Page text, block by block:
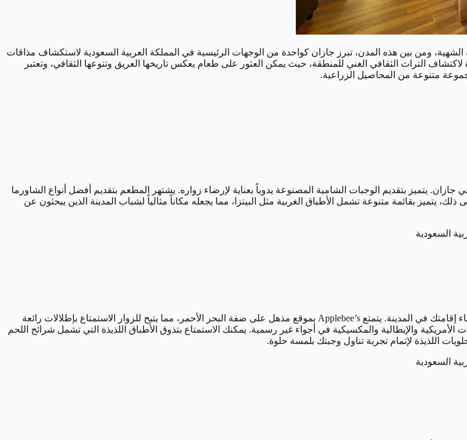
الشهية، ومن بين هذه المدن، تبرز جازان كواحدة من الوجهات الرئيسية في المملكة العربية السعودية لاستكشاف مذاقات
التراث الثقافي الغني للمنطقة، حيث يمكن العثور على طعام يعكس تاريخها العريق وتنوعها الثقافي، وتعتبر
متنوعة من المحاصيل الزراعية.
يتميز بتقديم الوجبات الشامية المصنوعة يدوياً بعناية لإرضاء زواره. يشتهر المطعم بتقديم أفضل أنواع الشاورما
يتميز بقائمة متنوعة تشمل الأطباق الغربية مثل البيتزا، مما يجعله مكاناً مثالياً لشباب المدينة الذين يبحثون عن
يقع متجر “أبل بيز” على طريق الكورنيش في جازان، مما يجعله وجهة لا بد من زيارتها أثناء إقامتك في المدينة. يتمتع Applebee’s بموقع مذهل على ضفة البحر الأحمر، مما يتيح للزوار الاستمتاع بإطلالات رائعة
والإيطالية والمكسيكية في أجواء غير رسمية. يمكنك الاستمتاع بتذوق الأطباق اللذيذة التي تشمل شرائح اللحم
اللذيذة لإتمام تجربة تناول وجبتك بلمسة حلوة.